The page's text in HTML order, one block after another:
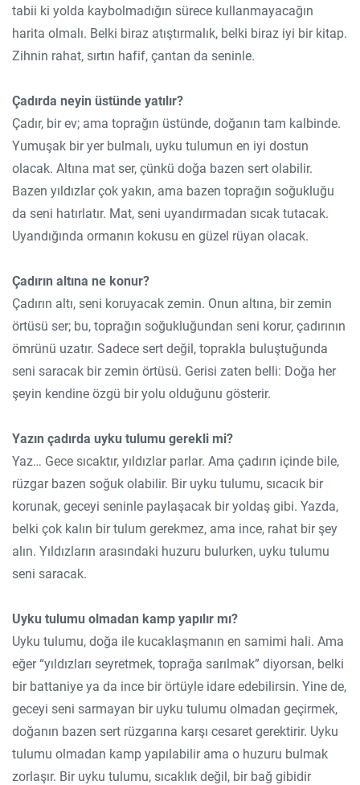
tabii ki yolda kaybolmadığın sürece kullanmayacağın
harita olmalı. Belki biraz atıştırmalık, belki biraz iyi bir kitap.
Zihnin rahat, sırtın hafif, çantan da seninle.
Çadırda neyin üstünde yatılır?
Çadır, bir ev; ama toprağın üstünde, doğanın tam kalbinde.
Yumuşak bir yer bulmalı, uyku tulumun en iyi dostun
olacak. Altına mat ser, çünkü doğa bazen sert olabilir.
Bazen yıldızlar çok yakın, ama bazen toprağın soğukluğu
da seni hatırlatır. Mat, seni uyandırmadan sıcak tutacak.
Uyandığında ormanın kokusu en güzel rüyan olacak.
Çadırın altına ne konur?
Çadırın altı, seni koruyacak zemin. Onun altına, bir zemin
örtüsü ser; bu, toprağın soğukluğundan seni korur, çadırının
ömrünü uzatır. Sadece sert değil, toprakla buluştuğunda
seni saracak bir zemin örtüsü. Gerisi zaten belli: Doğa her
şeyin kendine özgü bir yolu olduğunu gösterir.
Yazın çadırda uyku tulumu gerekli mi?
Yaz… Gece sıcaktır, yıldızlar parlar. Ama çadırın içinde bile,
rüzgar bazen soğuk olabilir. Bir uyku tulumu, sıcacık bir
korunak, geceyi seninle paylaşacak bir yoldaş gibi. Yazda,
belki çok kalın bir tulum gerekmez, ama ince, rahat bir şey
alın. Yıldızların arasındaki huzuru bulurken, uyku tulumu
seni saracak.
Uyku tulumu olmadan kamp yapılır mı?
Uyku tulumu, doğa ile kucaklaşmanın en samimi hali. Ama
eğer “yıldızları seyretmek, toprağa sarılmak” diyorsan, belki
bir battaniye ya da ince bir örtüyle idare edebilirsin. Yine de,
geceyi seni sarmayan bir uyku tulumu olmadan geçirmek,
doğanın bazen sert rüzgarına karşı cesaret gerektirir. Uyku
tulumu olmadan kamp yapılabilir ama o huzuru bulmak
zorlaşır. Bir uyku tulumu, sıcaklık değil, bir bağ gibidir